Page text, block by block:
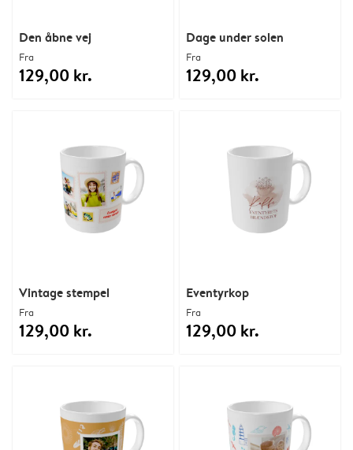
Den åbne vej
Fra
129,00 kr.
Dage under solen
Fra
129,00 kr.
Vintage stempel
Fra
129,00 kr.
Eventyrkop
Fra
129,00 kr.